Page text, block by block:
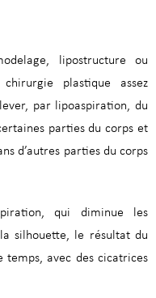
lipostructure ou
plastique assez
par lipoaspiration, du
parties du corps et
d’autres parties du corps
qui diminue les
silhouette, le résultat du
temps, avec des cicatrices